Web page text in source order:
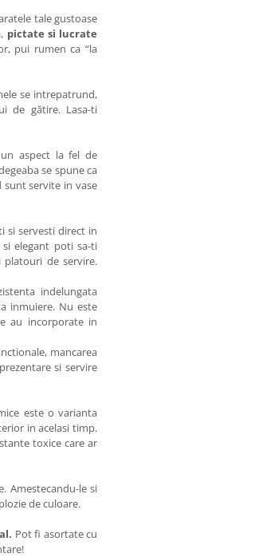
tale gustoase
pictate si lucrate
pui rumen ca “la
se intrepatrund,
de gătire. Lasa-ti
aspect la fel de
se spune ca
sunt servite in vase
si servesti direct in
elegant poti sa-ti
de servire.
indelungata
inmuiere. Nu este
au incorporate in
mancarea
si servire
este o varianta
in acelasi timp.
toxice care ar
Amestecandu-le si
de culoare.
Pot fi asortate cu